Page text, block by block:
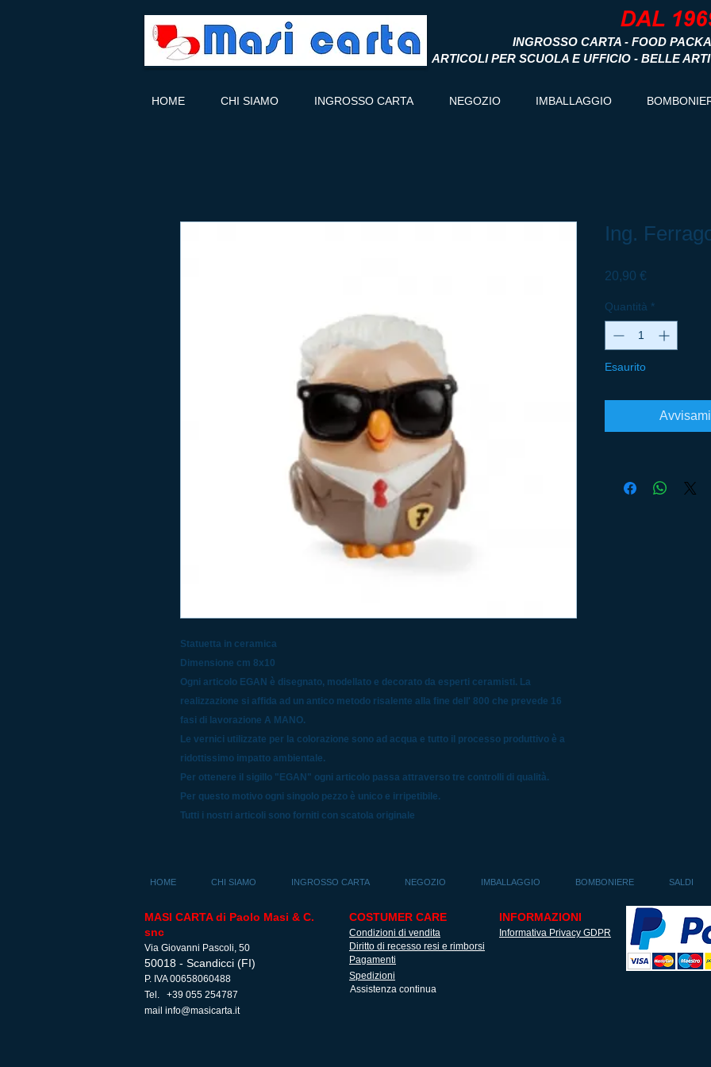
INGROSSO CARTA - FOOD
ARTICOLI PER SCUOLA E UFFICIO - BELLE
HOME CHI SIAMO INGROSSO CARTA NEGOZIO IMBALLAGGIO
Statuetta in ceramica
Dimensione cm 8x10
Ogni articolo EGAN è disegnato, modellato e decorato da esperti ceramisti. La
realizzazione si affida ad un antico metodo risalente alla fine dell' 800 che prevede 16
fasi di lavorazione A MANO.
Le vernici utilizzate per la colorazione sono ad acqua e tutto il processo produttivo è a
ridottissimo impatto ambientale.
Per ottenere il sigillo "EGAN" ogni articolo passa attraverso tre controlli di qualità.
Per questo motivo ogni singolo pezzo è unico e irripetibile.
Tutti i nostri articoli sono forniti con scatola originale
Ing.
20,90 €
Quantità *
Esaurito
HOME CHI SIAMO INGROSSO CARTA NEGOZIO IMBALLAGGIO BOMBONIERE SALDI
MASI CARTA di Paolo Masi & C.
snc
Via Giovanni Pascoli, 50
50018 - Scandicci (FI)
P. IVA 00658060488
Tel. +39 055 254787
mail info@masicarta.it
COSTUMER CARE INFORMAZIONI
Condizioni di vendita
Informativa Privacy GDPR
Diritto di recesso resi e rimborsi
Pagamenti
Spedizioni
Assistenza continua